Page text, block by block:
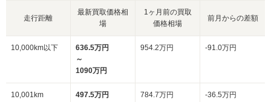
走行距離
最新買取価格相
場
1ヶ月前の買取
価格相場
前月からの差額
10,000km以下
636.5万円
～
1090万円
954.2万円 -91.0万円
10,001km
497.5万円
784.7万円 -36.5万円